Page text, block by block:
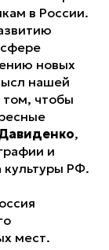
в России.
новых
нашей
том, чтобы
,
и
культуры РФ.
мест.